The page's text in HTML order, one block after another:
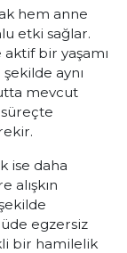
hem anne
etki sağlar.
bir yaşamı
aynı
mevcut
ise daha
alışkın
egzersiz
bir hamilelik